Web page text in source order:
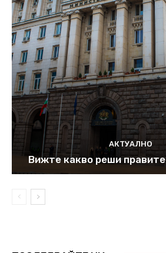
АКТУАЛНО
Вижте какво реши